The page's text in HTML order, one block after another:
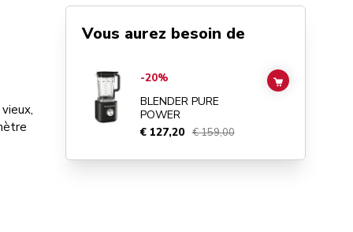
Vous aurez besoin de
Go toBlender Pure Power
-20%
BLENDER PURE
POWER
€ 127,20 € 159,00
ADD TO CART